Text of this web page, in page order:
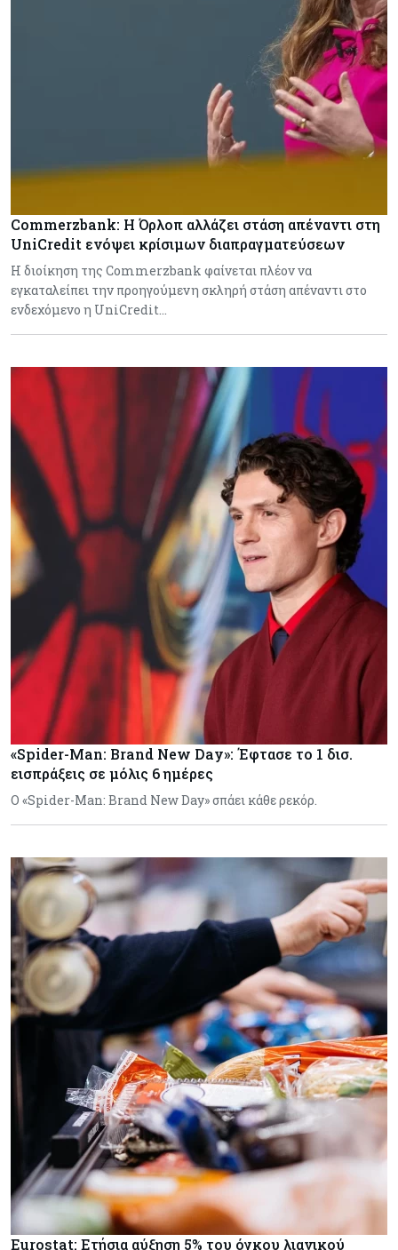
Commerzbank: Η Όρλοπ αλλάζει στάση απέναντι στη
UniCredit ενόψει κρίσιμων διαπραγματεύσεων
H διοίκηση της Commerzbank φαίνεται πλέον να
εγκαταλείπει την προηγούμενη σκληρή στάση απέναντι στο
ενδεχόμενο η UniCredit…
«Spider-Man: Brand New Day»: Έφτασε το 1 δισ.
εισπράξεις σε μόλις 6 ημέρες
Ο «Spider-Man: Brand New Day» σπάει κάθε ρεκόρ.
Eurostat: Ετήσια αύξηση 5% του όγκου λιανικού